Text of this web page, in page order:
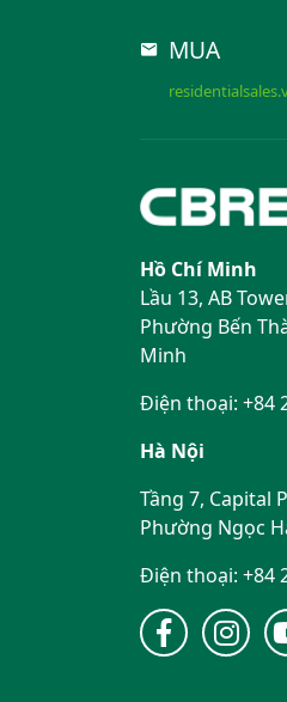
MUA
Hồ Chí Minh
Lầu 13, AB
Phường Bến
Minh
Điện thoại: +84
Hà Nội
Tầng 7, Capital
Phường Ngọc
Điện thoại: +84